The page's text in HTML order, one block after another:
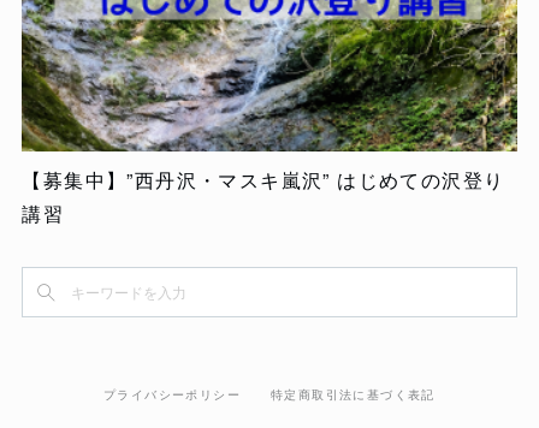
【募集中】”西丹沢・マスキ嵐沢” はじめての沢登り
講習
プライバシーポリシー 特定商取引法に基づく表記